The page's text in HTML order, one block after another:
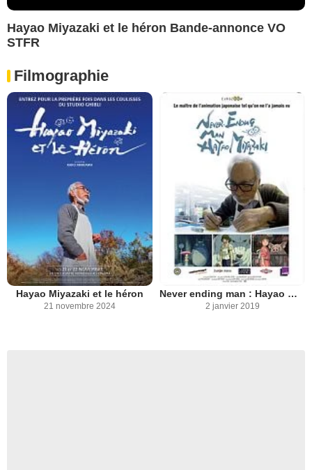
Hayao Miyazaki et le héron Bande-annonce VO
STFR
Filmographie
Hayao Miyazaki et le héron
21 novembre 2024
Never ending man : Hayao Miyazaki
2 janvier 2019